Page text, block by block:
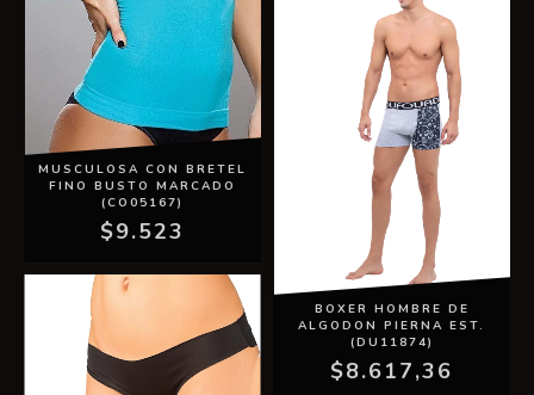
MUSCULOSA CON BRETEL
FINO BUSTO MARCADO
(CO05167)
$9.523
BOXER HOMBRE DE
ALGODON PIERNA EST.
(DU11874)
$8.617,36